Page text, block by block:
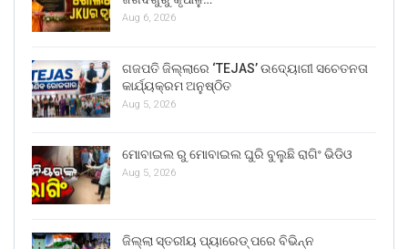
Aug 6, 2026
ଗଜପତି ଜିଲ୍ଲାରେ ‘TEJAS’ ଉଦ୍ୟୋଗୀ ସଚେତନତା
କାର୍ଯ୍ୟକ୍ରମ ଅନୁଷ୍ଠିତ
Aug 5, 2026
ମୋବାଇଲ ରୁ ମୋବାଇଲ ଘୁରି ବୁଲୁଛି ରାଗିଂ ଭିଡିଓ
Aug 5, 2026
ଜିଲ୍ଲା ସ୍ତରୀୟ ପ୍ୟାରେଡ୍ ପରେ ବିଭିନ୍ନ